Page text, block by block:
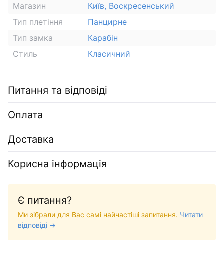
Магазин
Київ, Воскресенський
Тип плетіння
Панцирне
Тип замка
Карабін
Стиль
Класичний
Питання та відповіді
Оплата
Доставка
Корисна інформація
Є питання?
Ми зібрали для Вас самі найчастіші запитання. Читати
відповіді →